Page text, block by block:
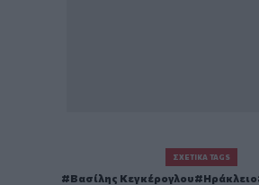
ΣΧΕΤΙΚΆ TAGS
Βασίλης Κεγκέρογλου Ηράκλειο